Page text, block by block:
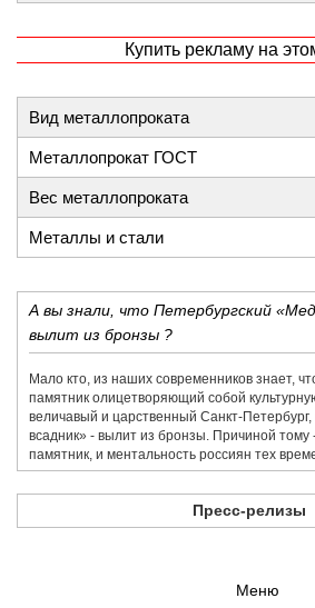
Купить рекламу на
Вид металлопроката
Металлопрокат ГОСТ
Вес металлопроката
Металлы и стали
А вы знали, что Петербургский
вылит из бронзы ?
Мало кто, из наших современников знает,
памятник олицетворяющий собой
величавый и царственный Санкт-
всадник» - вылит из бронзы. Причиной тому
памятник, и ментальность россиян тех
Пресс-релизы
Меню